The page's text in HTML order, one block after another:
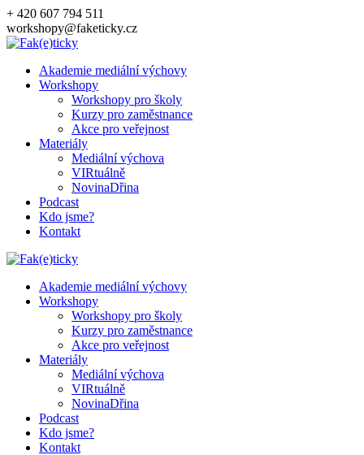
Přeskočit
na
obsah
+ 420 607 794 511
workshopy@faketicky.cz
Akademie mediální výchovy
Workshopy
Workshopy pro školy
Kurzy pro zaměstnance
Akce pro veřejnost
Materiály
Mediální výchova
VIRtuálně
NovinaDřina
Podcast
Kdo jsme?
Kontakt
Akademie mediální výchovy
Workshopy
Workshopy pro školy
Kurzy pro zaměstnance
Akce pro veřejnost
Materiály
Mediální výchova
VIRtuálně
NovinaDřina
Podcast
Kdo jsme?
Kontakt